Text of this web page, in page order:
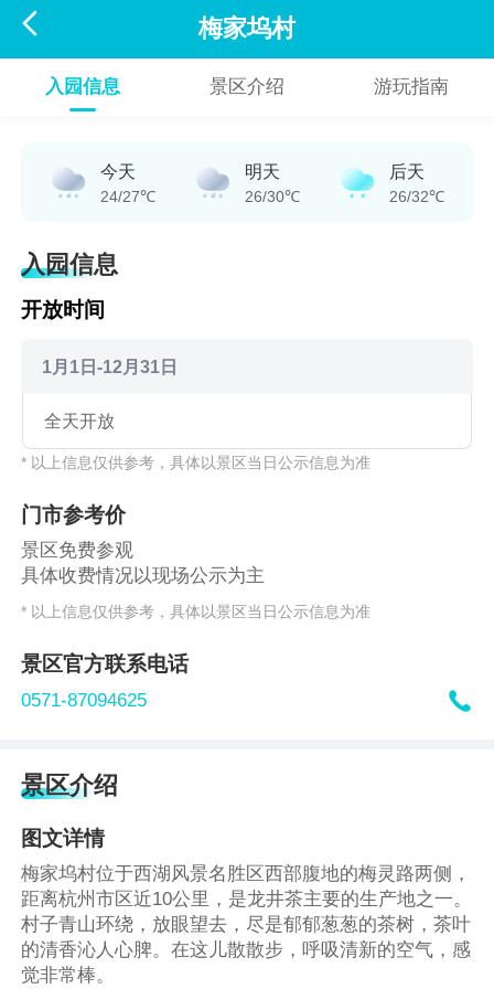
 梅家坞村
入园信息 景区介绍 游玩指南
今天
24/27℃
明天
26/30℃
后天
26/32℃
入园信息
开放时间
1月1日-12月31日
全天开放
* 以上信息仅供参考，具体以景区当日公示信息为准
门市参考价
景区免费参观
具体收费情况以现场公示为主
* 以上信息仅供参考，具体以景区当日公示信息为准
景区官方联系电话
0571-87094625 
景区介绍
图文详情
梅家坞村位于西湖风景名胜区西部腹地的梅灵路两侧，
距离杭州市区近10公里，是龙井茶主要的生产地之一。
村子青山环绕，放眼望去，尽是郁郁葱葱的茶树，茶叶
的清香沁人心脾。在这儿散散步，呼吸清新的空气，感
觉非常棒。